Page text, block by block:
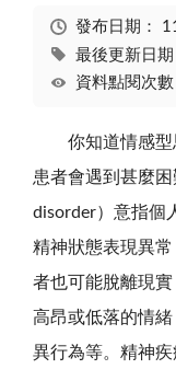
發布日期：
最後更新日
資料點閱次
你知道情感
患者會遇到甚麼
disorder）意指個
精神狀態表現異
者也可能脫離現
高昂或低落的情
異行為等。精神